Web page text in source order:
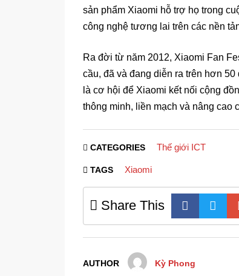
sản phẩm Xiaomi hỗ trợ họ trong
công nghệ tương lai trên các nền
Ra đời từ năm 2012, Xiaomi Fan
cầu, đã và đang diễn ra trên hơn
là cơ hội để Xiaomi kết nối cộng
thông minh, liền mạch và nâng cao
CATEGORIES Thế giới ICT
TAGS Xiaomi
Share This
AUTHOR Kỳ Phong